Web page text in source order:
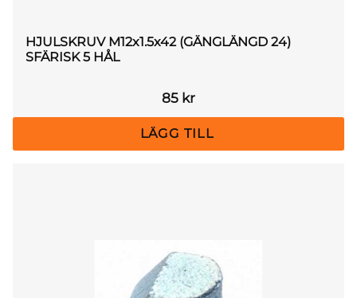
HJULSKRUV M12x1.5x42 (GÄNGLÄNGD 24)
SFÄRISK 5 HÅL
85 kr